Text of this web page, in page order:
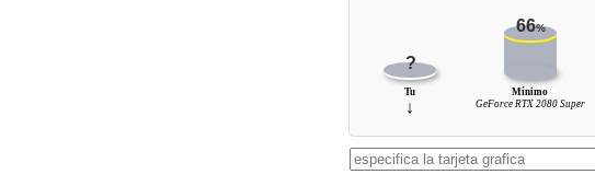
?
66%
Tu
↓
Mínimo
GeForce RTX 2080 Super